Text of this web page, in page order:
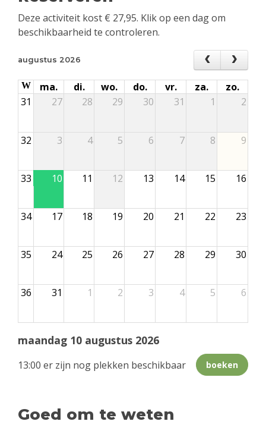
Deze activiteit kost € 27,95. Klik op een dag om
beschikbaarheid te controleren.
augustus 2026
W ma. di. wo. do. vr. za.
zo.
31
27 28 29 30 31 1 2
32 3 4 5 6 7 8 9
33 10 11 12 13 14 15 16
34 17 18 19 20 21 22 23
35 24 25 26 27 28 29 30
36 31 1 2 3 4 5 6
maandag 10 augustus 2026
13:00 er zijn nog plekken beschikbaar boeken
Goed om te weten